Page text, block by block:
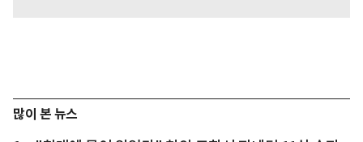
많이 본 뉴스